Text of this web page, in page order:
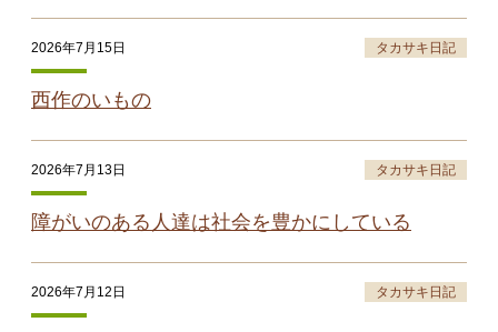
2026年7月15日 タカサキ日記
西作のいもの
2026年7月13日 タカサキ日記
障がいのある人達は社会を豊かにしている
2026年7月12日 タカサキ日記